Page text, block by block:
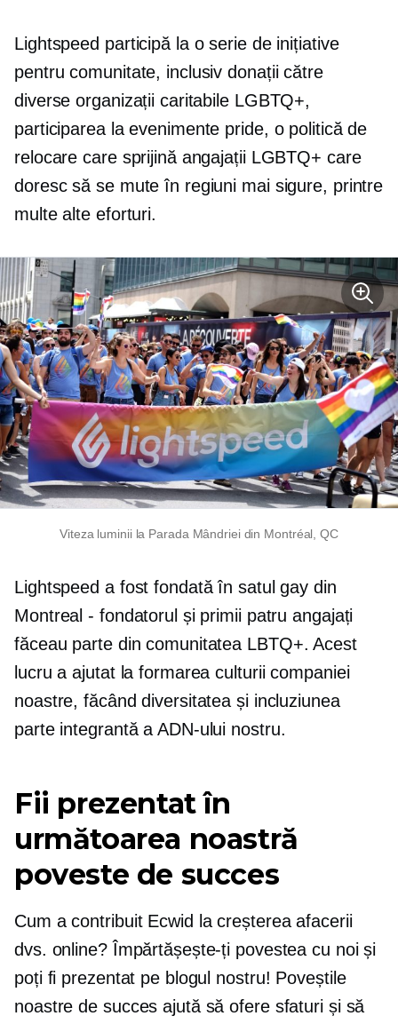
Lightspeed participă la o serie de inițiative
pentru comunitate, inclusiv donații către
diverse organizații caritabile LGBTQ+,
participarea la evenimente pride, o politică de
relocare care sprijină angajații LGBTQ+ care
doresc să se mute în regiuni mai sigure, printre
multe alte eforturi.
Viteza luminii la Parada Mândriei din Montréal, QC
Lightspeed a fost fondată în satul gay din
Montreal - fondatorul și primii patru angajați
făceau parte din comunitatea LBTQ+. Acest
lucru a ajutat la formarea culturii companiei
noastre, făcând diversitatea și incluziunea
parte integrantă a ADN-ului nostru.
Fii prezentat în
următoarea noastră
poveste de succes
Cum a contribuit Ecwid la creșterea afacerii
dvs. online? Împărtășește-ți povestea cu noi și
poți fi prezentat pe blogul nostru! Poveștile
noastre de succes ajută să ofere sfaturi și să